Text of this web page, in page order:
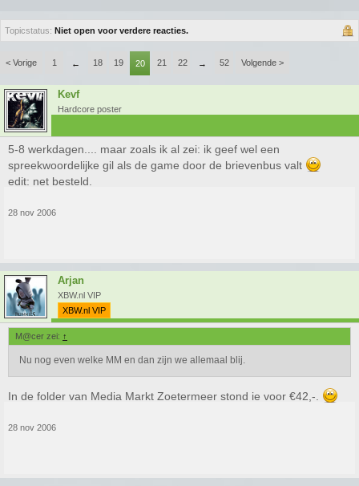
Topicstatus: Niet open voor verdere reacties.
< Vorige 1 ← 18 19 20 21 22 → 52 Volgende >
Kevf
Hardcore poster
5-8 werkdagen.... maar zoals ik al zei: ik geef wel een
spreekwoordelijke gil als de game door de brievenbus valt
edit: net besteld.
28 nov 2006
Arjan
XBW.nl VIP
XBW.nl VIP
M@cer zei: ↑
Nu nog even welke MM en dan zijn we allemaal blij.
In de folder van Media Markt Zoetermeer stond ie voor €42,-.
28 nov 2006